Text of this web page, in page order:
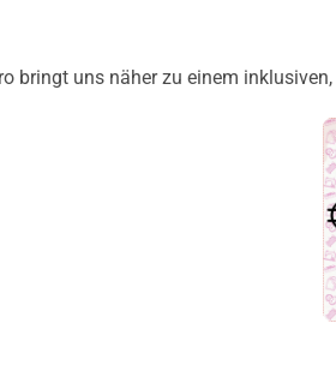
bringt uns näher zu einem